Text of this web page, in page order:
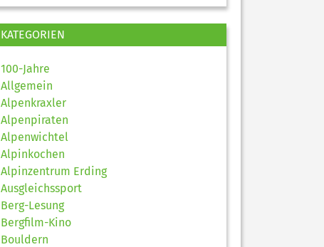
KATEGORIEN
100-Jahre
Allgemein
Alpenkraxler
Alpenpiraten
Alpenwichtel
Alpinkochen
Alpinzentrum Erding
Ausgleichssport
Berg-Lesung
Bergfilm-Kino
Bouldern